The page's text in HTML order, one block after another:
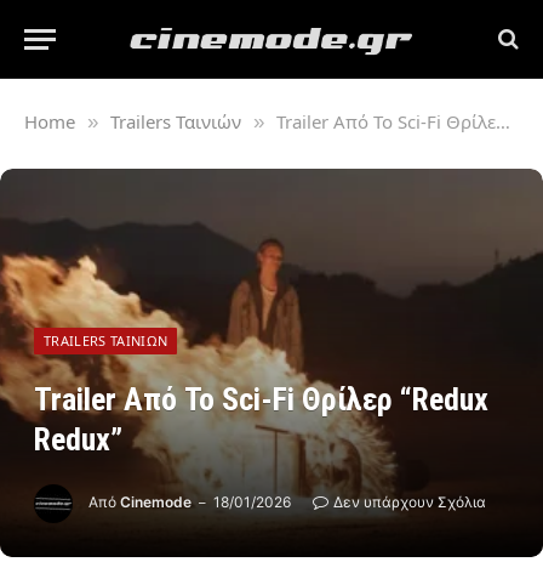
Home » Trailers Ταινιών » Trailer Από Το Sci-Fi Θρίλερ “Redux Redux”
TRAILERS ΤΑΙΝΙΏΝ
Trailer Από Το Sci-Fi Θρίλερ “Redux
Redux”
Από Cinemode 18/01/2026 Δεν υπάρχουν Σχόλια